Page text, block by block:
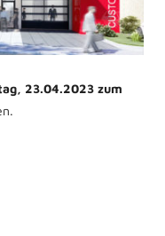
23.04.2023 zum